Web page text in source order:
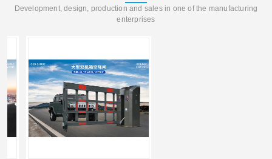
Development, design, production and sales in one of the manufacturing
enterprises